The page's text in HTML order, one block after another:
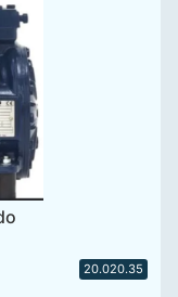
20.020.35